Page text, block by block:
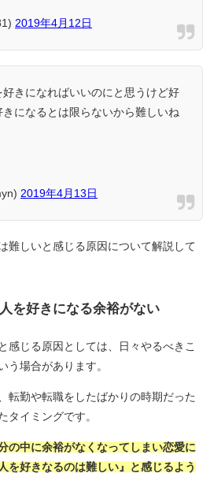
2019年4月12日
きになればいいのにと思うけど好
になるとは限らないから難しいね
2019年4月13日
難しいと感じる原因について解説して
を好きになる余裕がない
感じる原因としては、日々やるべきこ
う場合があります。
転勤や転職をしたばかりの時期だった
タイミングです。
の中に余裕がなくなってしまい恋愛に
を好きなるのは難しい』と感じるよう